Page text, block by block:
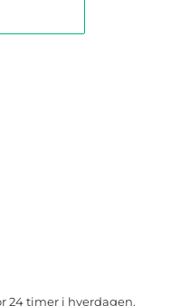
24 timer i hverdagen.